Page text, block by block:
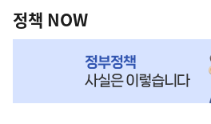
책
NOW,
정책 NOW